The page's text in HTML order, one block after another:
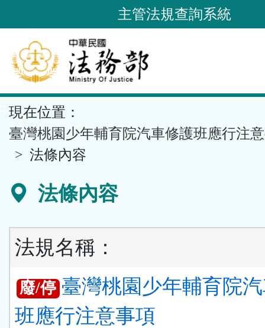
到
要
內
容
區
塊
主管法規查詢系統
現在位置：
臺灣桃園少年輔育院汽車修護班應行注
法條內容
法條內容
法規名稱：
廢/停 臺灣桃園少年輔育院
班應行注意事項